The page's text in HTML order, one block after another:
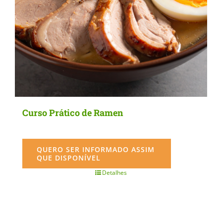
the
product
page
Curso Prático de Ramen
QUERO SER INFORMADO ASSIM
QUE DISPONÍVEL
Detalhes